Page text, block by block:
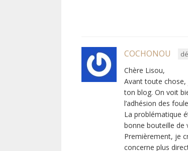
COCHONOU
Chère Lisou,
Avant toute chose,
ton blog. On voit
l’adhésion des
La problématique
bonne bouteille de
Premièrement, je
concerne plus